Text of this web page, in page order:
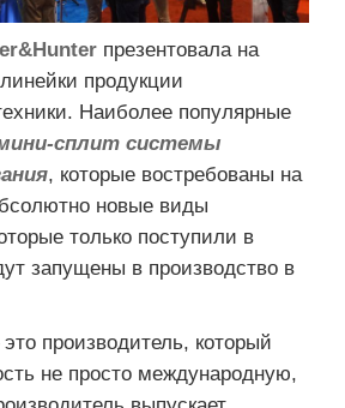
презентовала на
продукции
Наиболее популярные
сплит системы
, которые востребованы на
новые виды
только поступили в
запущены в производство в
производитель, который
не просто международную,